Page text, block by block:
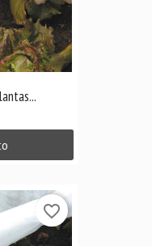
favorite_border